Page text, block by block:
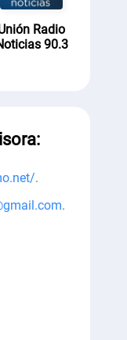
Radio
90.3
.
.